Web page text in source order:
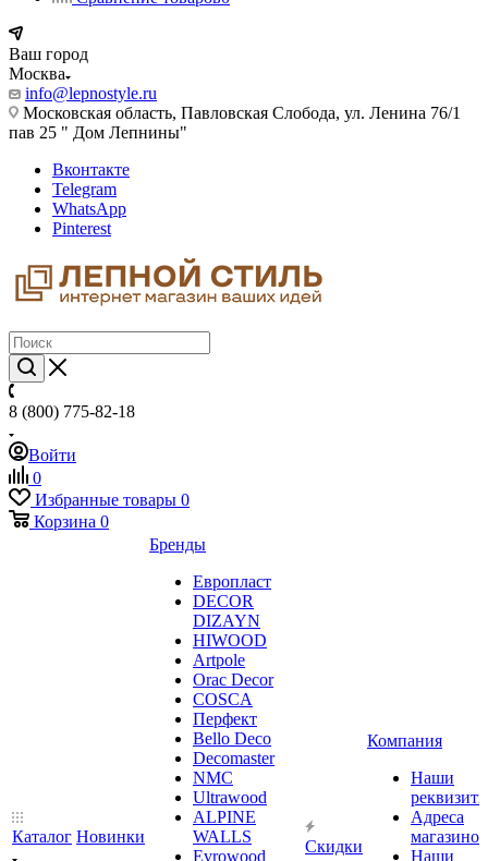
Ваш город
Москва
info@lepnostyle.ru
Московская область, Павловская Слобода, ул. Ленина 76/1
пав 25 " Дом Лепнины"
Вконтакте
Telegram
WhatsApp
Pinterest
8 (800) 775-82-18
Войти
0
Избранные товары 0
Корзина 0
Каталог Новинки
Бренды
Европласт
DECOR
DIZAYN
HIWOOD
Artpole
Orac Decor
COSCA
Перфект
Bello Deco
Decomaster
NMС
Ultrawood
ALPINE
WALLS
Evrowood
Скидки
Компания
Наши
Адреса
магазинов
Наши